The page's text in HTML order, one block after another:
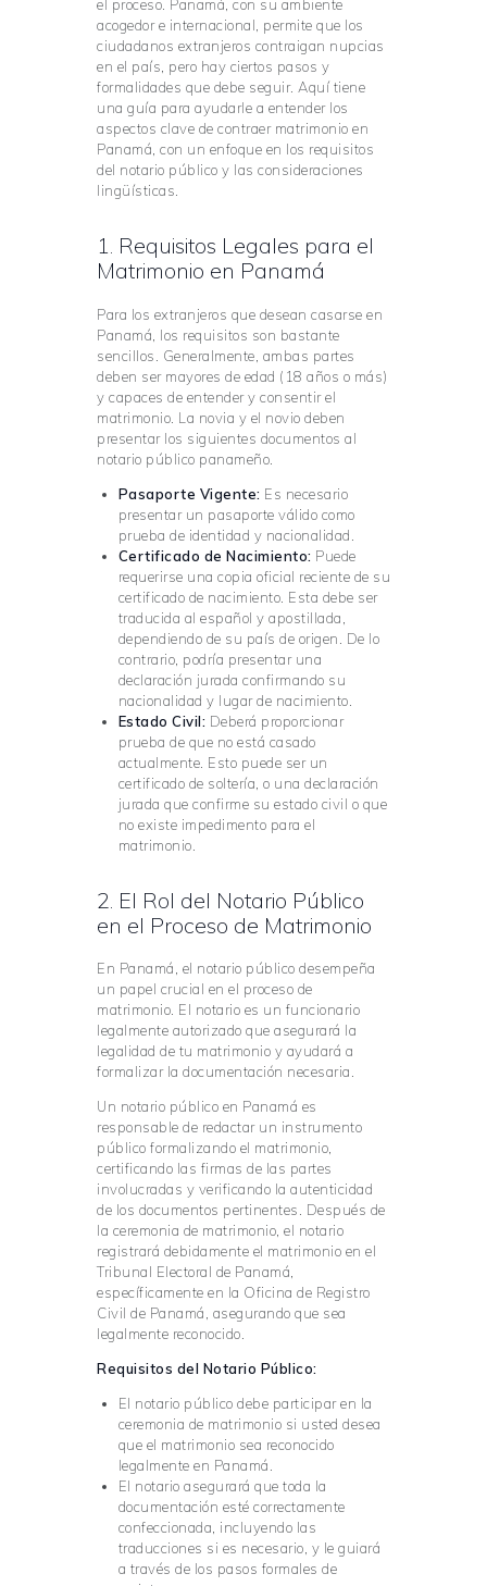
el proceso. Panamá, con su ambiente
acogedor e internacional, permite que los
ciudadanos extranjeros contraigan nupcias
en el país, pero hay ciertos pasos y
formalidades que debe seguir. Aquí tiene
una guía para ayudarle a entender los
aspectos clave de contraer matrimonio en
Panamá, con un enfoque en los requisitos
del notario público y las consideraciones
lingüísticas.
1. Requisitos Legales para el
Matrimonio en Panamá
Para los extranjeros que desean casarse en
Panamá, los requisitos son bastante
sencillos. Generalmente, ambas partes
deben ser mayores de edad (18 años o más)
y capaces de entender y consentir el
matrimonio. La novia y el novio deben
presentar los siguientes documentos al
notario público panameño.
Pasaporte Vigente: Es necesario
presentar un pasaporte válido como
prueba de identidad y nacionalidad.
Certificado de Nacimiento: Puede
requerirse una copia oficial reciente de su
certificado de nacimiento. Esta debe ser
traducida al español y apostillada,
dependiendo de su país de origen. De lo
contrario, podría presentar una
declaración jurada confirmando su
nacionalidad y lugar de nacimiento.
Estado Civil: Deberá proporcionar
prueba de que no está casado
actualmente. Esto puede ser un
certificado de soltería, o una declaración
jurada que confirme su estado civil o que
no existe impedimento para el
matrimonio.
2. El Rol del Notario Público
en el Proceso de Matrimonio
En Panamá, el notario público desempeña
un papel crucial en el proceso de
matrimonio. El notario es un funcionario
legalmente autorizado que asegurará la
legalidad de tu matrimonio y ayudará a
formalizar la documentación necesaria.
Un notario público en Panamá es
responsable de redactar un instrumento
público formalizando el matrimonio,
certificando las firmas de las partes
involucradas y verificando la autenticidad
de los documentos pertinentes. Después de
la ceremonia de matrimonio, el notario
registrará debidamente el matrimonio en el
Tribunal Electoral de Panamá,
específicamente en la Oficina de Registro
Civil de Panamá, asegurando que sea
legalmente reconocido.
Requisitos del Notario Público:
El notario público debe participar en la
ceremonia de matrimonio si usted desea
que el matrimonio sea reconocido
legalmente en Panamá.
El notario asegurará que toda la
documentación esté correctamente
confeccionada, incluyendo las
traducciones si es necesario, y le guiará
a través de los pasos formales de